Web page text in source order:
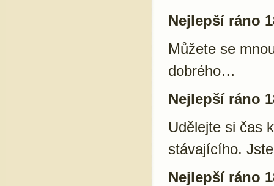
Nejlepší ráno
Můžete se
dobrého…
Nejlepší ráno
Udělejte si čas
stávajícího.
Nejlepší ráno